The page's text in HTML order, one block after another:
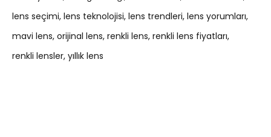
lens seçimi lens teknolojisi lens trendleri lens yorumları
mavi lens orijinal lens renkli lens renkli lens fiyatları
renkli lensler yıllık lens